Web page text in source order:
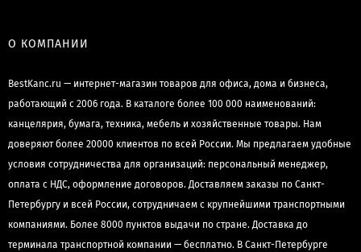
О КОМПАНИИ
BestKanc.ru — интернет-магазин товаров для офиса, дома и бизнеса,
работающий с 2006 года. В каталоге более 100 000 наименований:
канцелярия, бумага, техника, мебель и хозяйственные товары. Нам
доверяют более 20000 клиентов по всей России. Мы предлагаем удобные
условия сотрудничества для организаций: персональный менеджер,
оплата с НДС, оформление договоров. Доставляем заказы по Санкт-
Петербургу и всей России, сотрудничаем с крупнейшими транспортными
компаниями. Более 8000 пунктов выдачи по стране. Доставка до
терминала транспортной компании — бесплатно. В Санкт-Петербурге